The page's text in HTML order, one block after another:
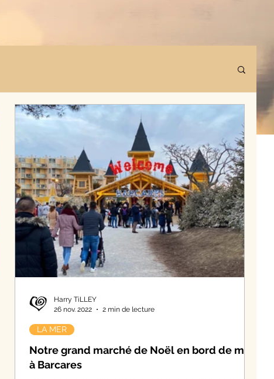
Notre grand marché de Noël en bord de mer
à Barcares
LA MER
Harry TiLLEY
26 nov. 2022
2 min de lecture